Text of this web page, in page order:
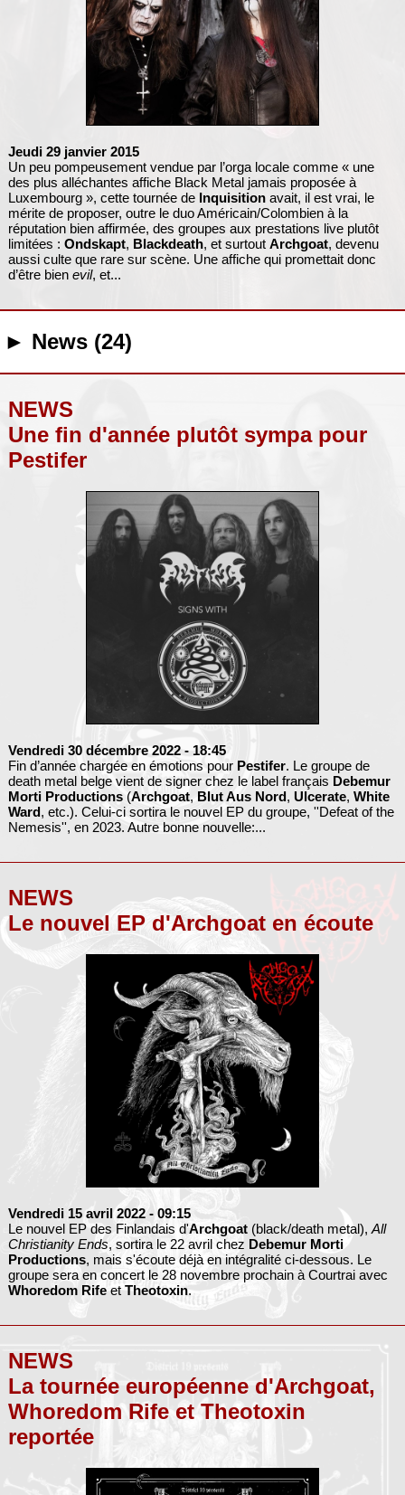
Jeudi 29 janvier 2015
Un peu pompeusement vendue par l’orga locale comme « une
des plus alléchantes affiche Black Metal jamais proposée à
Luxembourg », cette tournée de Inquisitionavait, il est vrai, le
mérite de proposer, outre le duo Américain/Colombien à la
réputation bien affirmée, des groupes aux prestations live plutôt
limitées : Ondskapt, Blackdeath, et surtout Archgoat, devenu
aussi culte que rare sur scène. Une affiche qui promettait donc
d’être bien evil, et...
► News (24)
NEWS
Une fin d'année plutôt sympa pour
Pestifer
Vendredi 30 décembre 2022 - 18:45
Fin d’année chargée en émotions pour Pestifer. Le groupe de
death metal belge vient de signer chez le label français Debemur
Morti Productions(Archgoat, Blut Aus Nord, Ulcerate, White
Ward, etc.). Celui-ci sortira le nouvel EP du groupe, ''Defeat of the
Nemesis'', en 2023. Autre bonne nouvelle:...
NEWS
Le nouvel EP d'Archgoat en écoute
Vendredi 15 avril 2022 - 09:15
Le nouvel EP des Finlandais d'Archgoat(black/death metal), All
Christianity Ends, sortira le 22 avril chez Debemur Morti
Productions, mais s'écoute déjà en intégralité ci-dessous. Le
groupe sera en concert le 28 novembre prochain à Courtrai avec
Whoredom RifeetTheotoxin.
NEWS
La tournée européenne d'Archgoat,
Whoredom Rife et Theotoxin
reportée